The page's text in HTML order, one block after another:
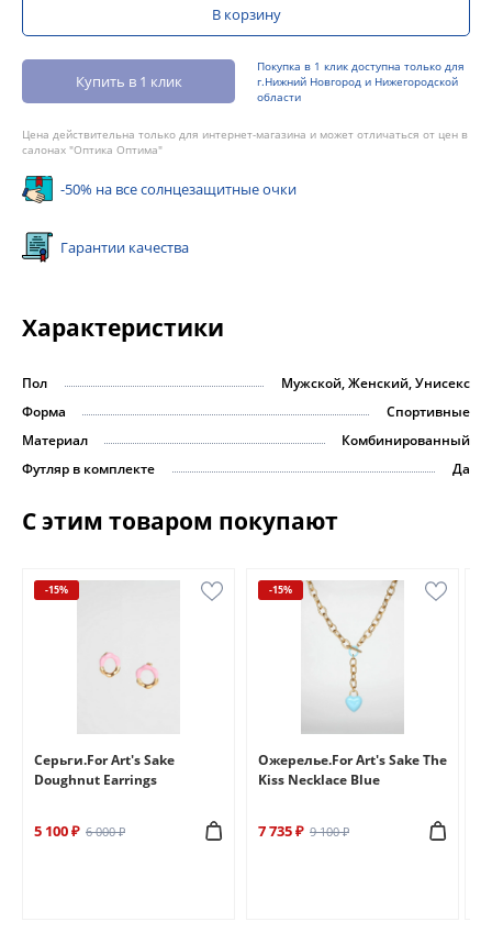
В корзину
Купить в 1 клик
Покупка в 1 клик доступна только для
г.Нижний Новгород и Нижегородской
области
Цена действительна только для интернет-магазина и может отличаться от цен в
салонах "Оптика Оптима"
-50% на все солнцезащитные очки
Гарантии качества
Характеристики
Пол
Мужской, Женский, Унисекс
Форма
Спортивные
Материал
Комбинированный
Футляр в комплекте
Да
С этим товаром покупают
-15%
Серьги.For Art's Sake
Doughnut Earrings
5 100 ₽ 6 000 ₽
-15%
Ожерелье.For Art's Sake The
Kiss Necklace Blue
7 735 ₽ 9 100 ₽